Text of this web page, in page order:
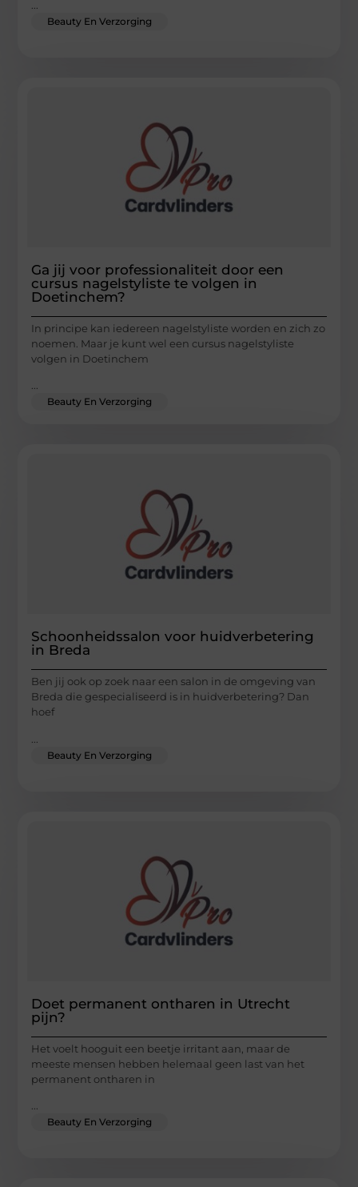
Beauty En Verzorging
Ga jij voor professionaliteit door een
cursus nagelstyliste te volgen in
Doetinchem?
In principe kan iedereen nagelstyliste worden en zich zo
noemen. Maar je kunt wel een cursus nagelstyliste
volgen in Doetinchem
...
Beauty En Verzorging
Schoonheidssalon voor huidverbetering
in Breda
Ben jij ook op zoek naar een salon in de omgeving van
Breda die gespecialiseerd is in huidverbetering? Dan
hoef
Beauty En Verzorging
Doet permanent ontharen in Utrecht
pijn?
Het voelt hooguit een beetje irritant aan, maar de
meeste mensen hebben helemaal geen last van het
permanent ontharen in
...
Beauty En Verzorging